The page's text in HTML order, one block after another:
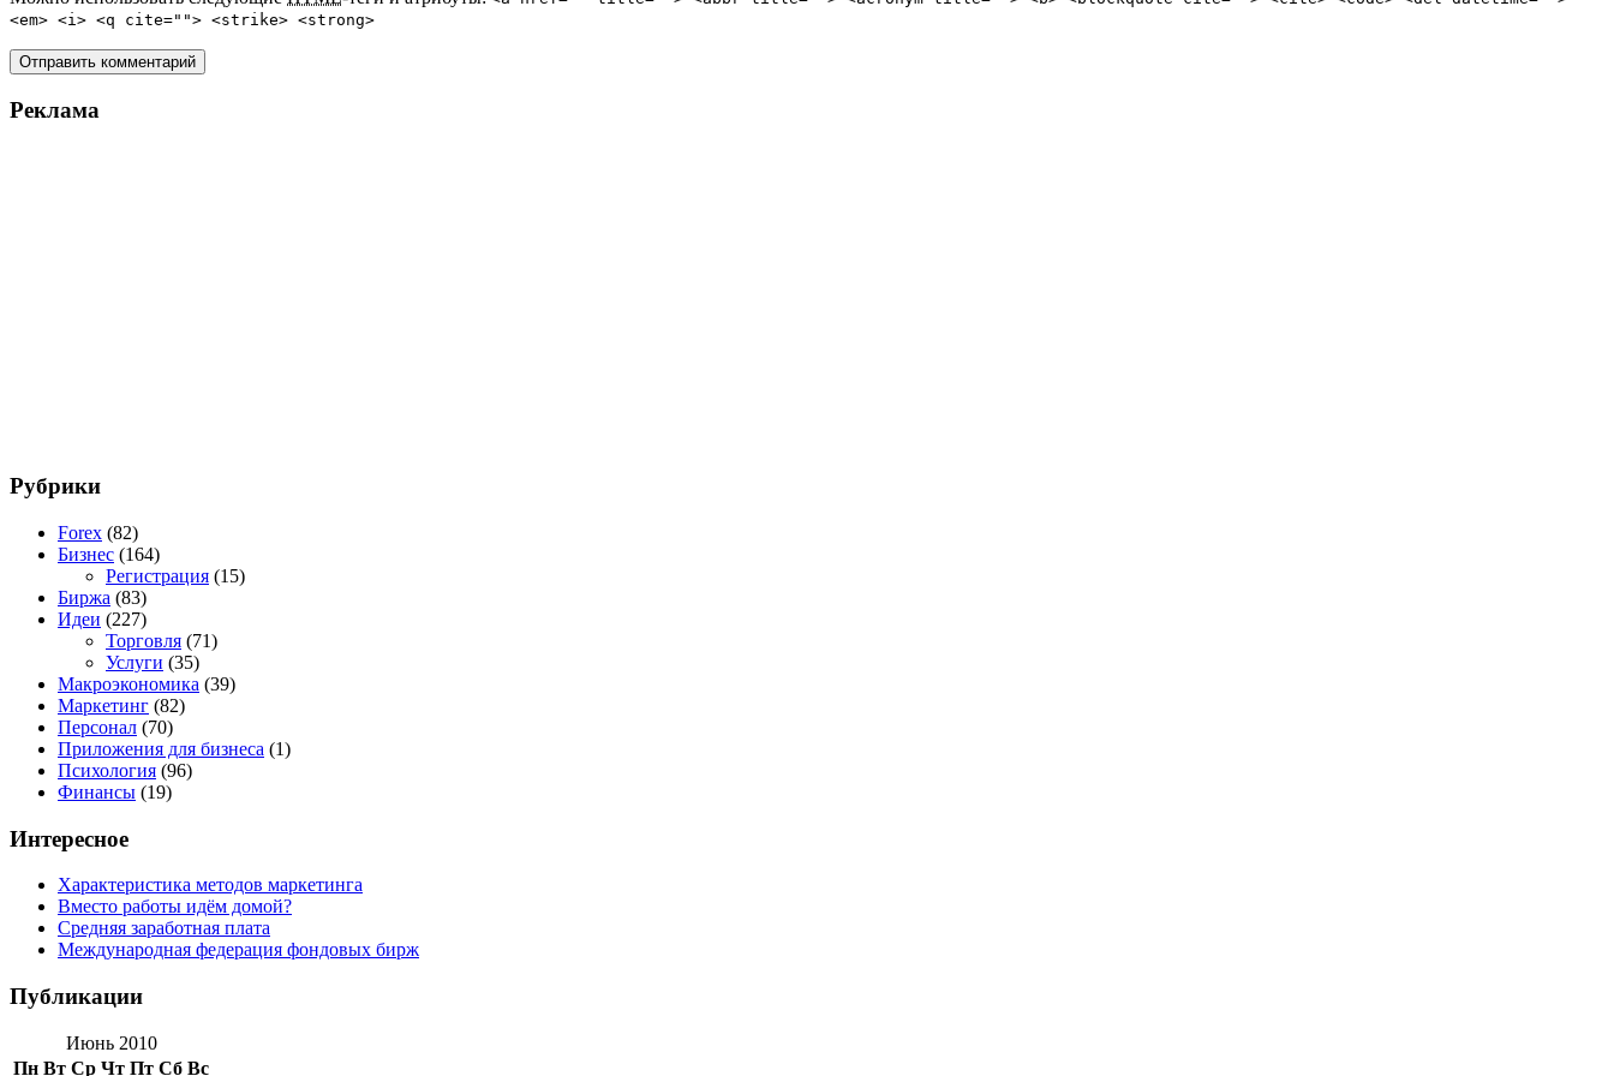
<em> <i> <q cite=""> <strike> <strong>
Реклама
Рубрики
Forex (82)
Бизнес (164)
Регистрация (15)
Биржа (83)
Идеи (227)
Торговля (71)
Услуги (35)
Макроэкономика (39)
Маркетинг (82)
Персонал (70)
Приложения для бизнеса (1)
Психология (96)
Финансы (19)
Интересное
Характеристика методов маркетинга
Вместо работы идём домой?
Средняя заработная плата
Международная федерация фондовых бирж
Публикации
Июнь 2010
Пн Вт Ср Чт Пт Сб Вс